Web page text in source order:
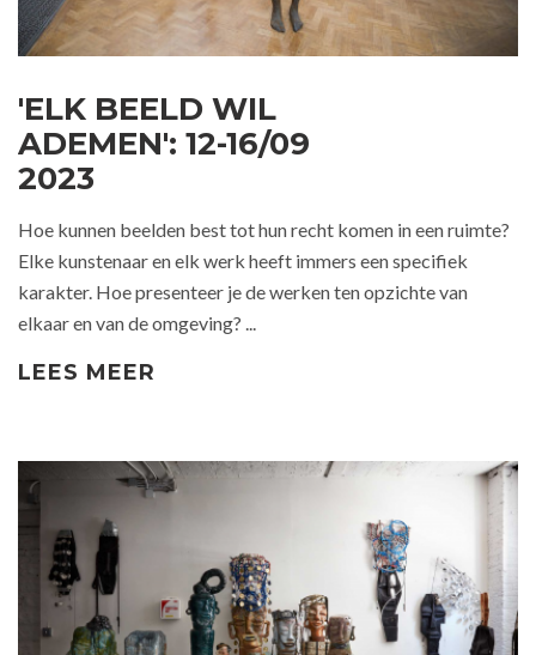
'ELK BEELD WIL
ADEMEN': 12-16/09
2023
Hoe kunnen beelden best tot hun recht komen in een ruimte?
Elke kunstenaar en elk werk heeft immers een specifiek
karakter. Hoe presenteer je de werken ten opzichte van
elkaar en van de omgeving? ...
LEES MEER